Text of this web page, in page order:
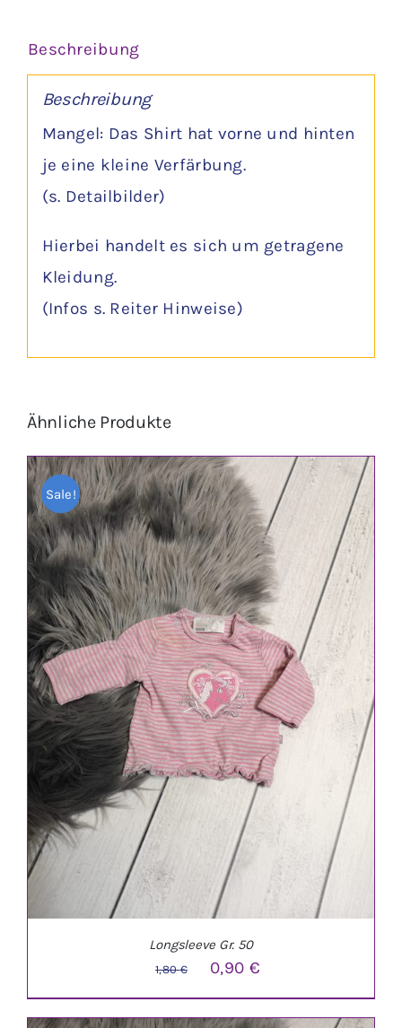
Beschreibung
Beschreibung
Mangel: Das Shirt hat vorne und hinten
je eine kleine Verfärbung.
(s. Detailbilder)
Hierbei handelt es sich um getragene
Kleidung.
(Infos s. Reiter Hinweise)
Ähnliche Produkte
Sale!
Longsleeve Gr. 50
1,80€
Ursprünglicher
Preis
0,90 €Aktueller
Preis